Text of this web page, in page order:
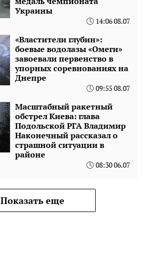
Украины
14:06 08.07
«Властители глубин»:
боевые водолазы «Омеги»
завоевали первенство в
упорных соревнованиях на
Днепре
09:55 08.07
Масштабный ракетный
обстрел Киева: глава
Подольской РГА Владимир
Наконечный рассказал о
страшной ситуации в
районе
08:30 06.07
Показать еще